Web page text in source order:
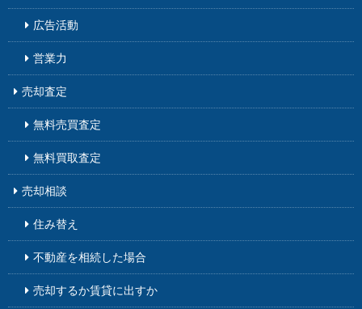
広告活動
営業力
売却査定
無料売買査定
無料買取査定
売却相談
住み替え
不動産を相続した場合
売却するか賃貸に出すか